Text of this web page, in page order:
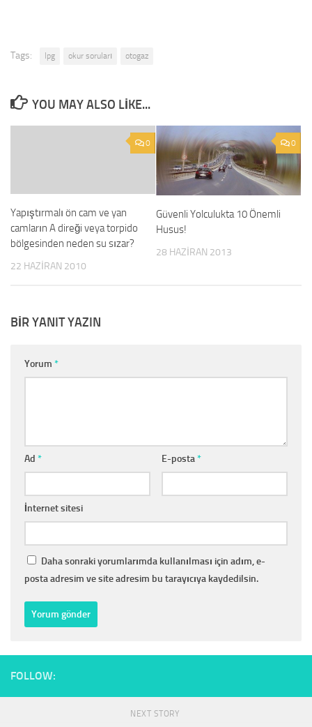
Tags: lpg okur soruları otogaz
YOU MAY ALSO LIKE...
0
Yapıştırmalı ön cam ve yan
camların A direği veya torpido
bölgesinden neden su sızar?
22 HAZIRAN 2010
0
Güvenli Yolculukta 10 Önemli
Husus!
28 HAZIRAN 2013
BIR YANIT YAZIN
Yorum *
Ad * E-posta*
İnternet sitesi
Daha sonraki yorumlarımda kullanılması için adım, e-
posta adresim ve site adresim bu tarayıcıya kaydedilsin.
FOLLOW:
NEXT STORY